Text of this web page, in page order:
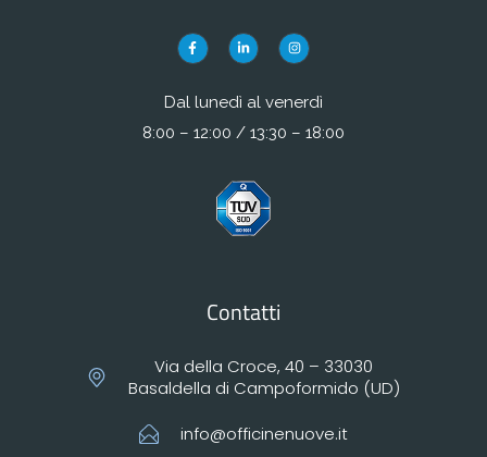
Dal lunedì al venerdì
8:00 – 12:00 / 13:30 – 18:00
Contatti
Via della Croce, 40 – 33030
Basaldella di Campoformido (UD)
info@officinenuove.it